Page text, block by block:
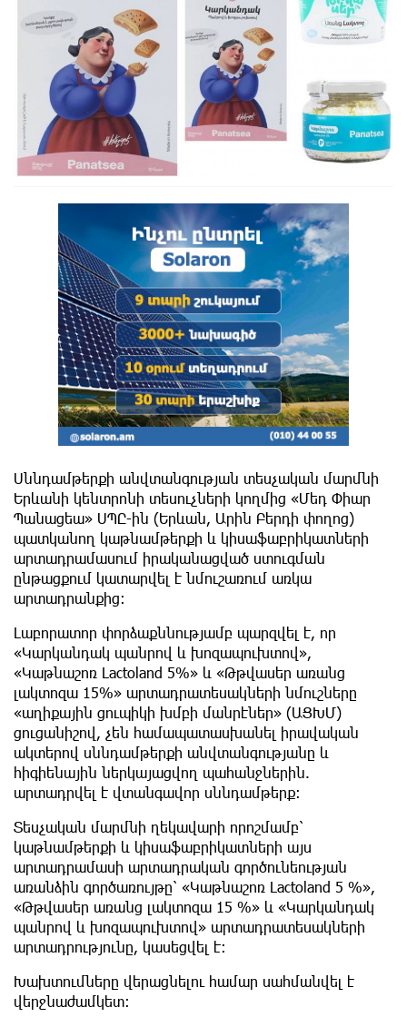
Սննդամթերքի անվտանգության տեսչական մարմնի
Երևանի կենտրոնի տեսուչների կողմից «Մեդ Փիար
Պանացեա» ՍՊԸ-ին (Երևան, Արին Բերդի փողոց)
պատկանող կաթնամթերքի և կիսաֆաբրիկատների
արտադրամասում իրականացված ստուգման
ընթացքում կատարվել է նմուշառում առկա
արտադրանքից:
Լաբորատոր փորձաքննությամբ պարզվել է, որ
«Կարկանդակ պանրով և խոզապուխտով»,
«Կաթնաշոռ Lactoland 5%» և «Թթվասեր առանց
լակտոզա 15%» արտադրատեսակների նմուշները
«աղիքային ցուպիկի խմբի մանրէներ» (ԱՑԽՄ)
ցուցանիշով, չեն համապատասխանել իրավական
ակտերով սննդամթերքի անվտանգությանը և
հիգիենային ներկայացվող պահանջներին.
արտադրվել է վտանգավոր սննդամթերք:
Տեսչական մարմնի ղեկավարի որոշմամբ՝
կաթնամթերքի և կիսաֆաբրիկատների այս
արտադրամասի արտադրական գործունեության
առանձին գործառույթը՝ «Կաթնաշոռ Lactoland 5 %»,
«Թթվասեր առանց լակտոզա 15 %» և «Կարկանդակ
պանրով և խոզապուխտով» արտադրատեսակների
արտադրությունը, կասեցվել է:
Խախտումները վերացնելու համար սահմանվել է
վերջնաժամկետ: